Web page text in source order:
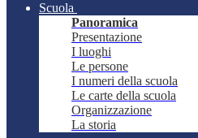
Scuola
Panoramica
Presentazione
I luoghi
Le persone
I numeri della scuola
Le carte della scuola
Organizzazione
La storia